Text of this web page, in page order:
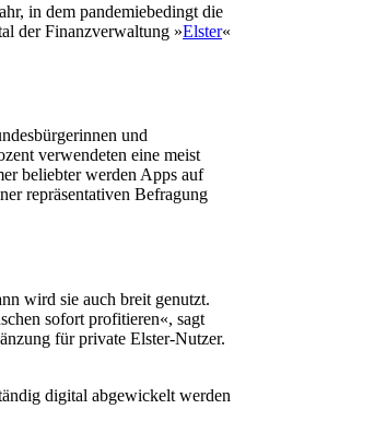
in dem pandemiebedingt die
der Finanzverwaltung »Elster«
und
verwendeten eine meist
beliebter werden Apps auf
repräsentativen Befragung
wird sie auch breit genutzt.
sofort profitieren«, sagt
für private Elster-Nutzer.
digital abgewickelt werden